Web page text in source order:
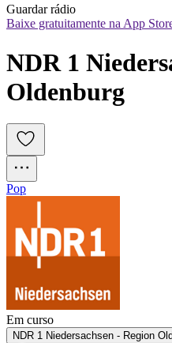
Guardar rádio
Baixe gratuitamente na App
NDR 1
Oldenburg
Pop
Em curso
NDR 1 Niedersachsen - Region